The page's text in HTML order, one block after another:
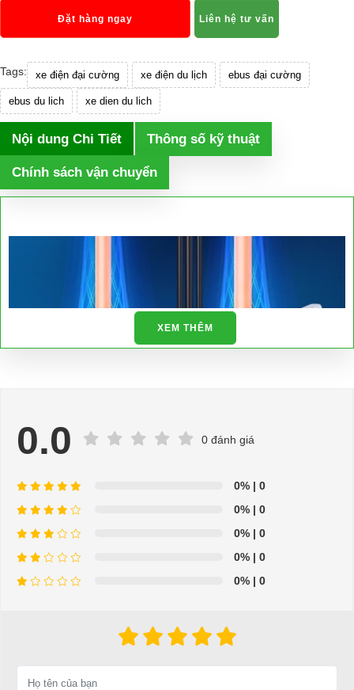
Đặt hàng ngay Liên hệ tư vấn
Tags: xe điện đại cường xe điện du lịch ebus đại cường
ebus du lich xe dien du lich
Nội dung Chi Tiết Thông số kỹ thuật
Chính sách vận chuyển
XEM THÊM
0.0 0 đánh giá
0% | 0
0% | 0
0% | 0
0% | 0
0% | 0